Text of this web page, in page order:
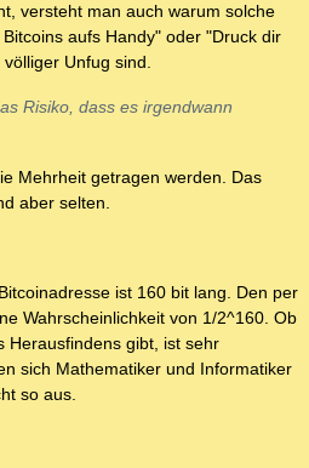
versteht man auch warum solche
aufs Handy" oder "Druck dir
Unfug sind.
Risiko, dass es irgendwann
Mehrheit getragen werden. Das
aber selten.
ist 160 bit lang. Den per
Wahrscheinlichkeit von 1/2^160. Ob
Herausfindens gibt, ist sehr
sich Mathematiker und Informatiker
so aus.